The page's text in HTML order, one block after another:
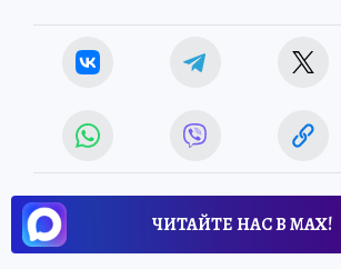
ЧИТАЙТЕ НАС В МАХ!